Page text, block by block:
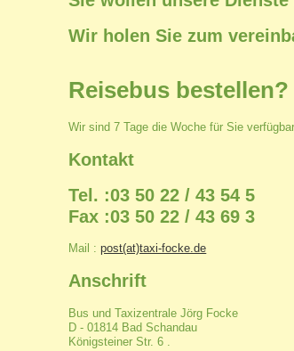
Wir holen Sie zum
Reisebus bestellen?
Wir sind 7 Tage die Woche für Sie
Kontakt
Tel. :03 50 22 / 43 54 5
Fax :03 50 22 / 43 69 3
Mail :post(at)taxi-focke.de
Anschrift
Bus und Taxizentrale Jörg Focke
D - 01814 Bad Schandau
Königsteiner Str. 6 .